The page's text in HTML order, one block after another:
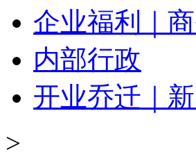
企业福利｜
内部行政
开业乔迁｜
>